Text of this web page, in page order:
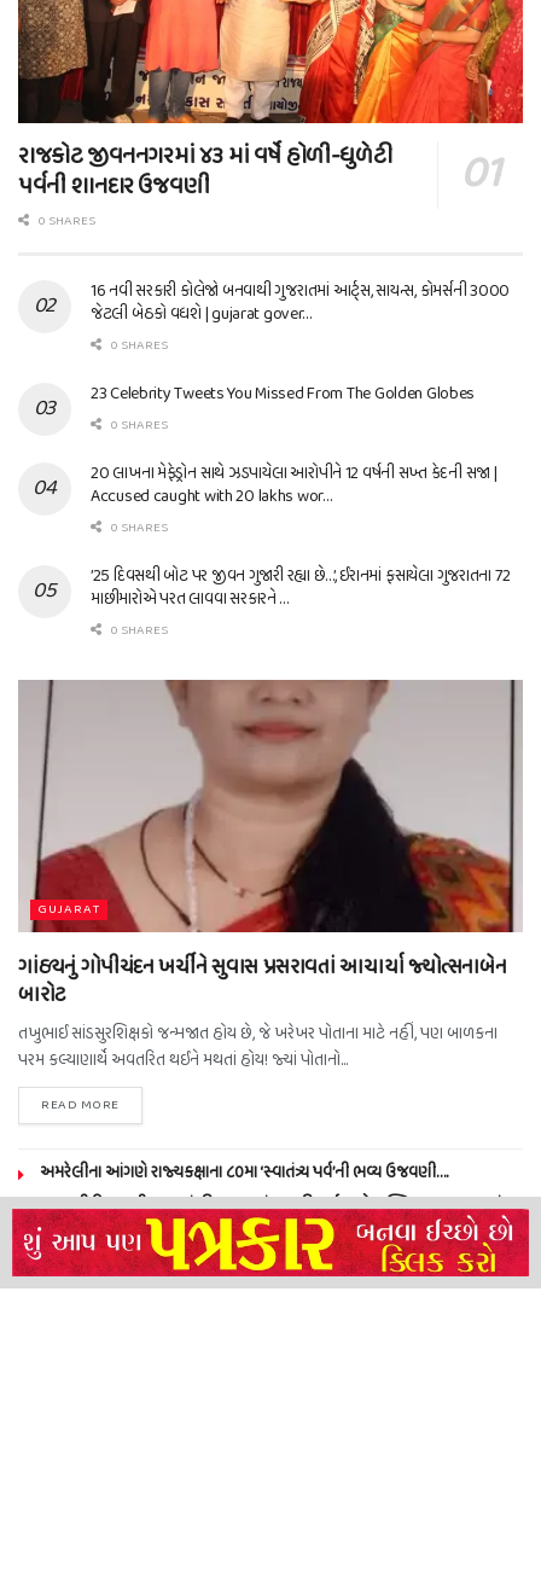
રાજકોટ જીવનનગરમાં ૪૩ માં વર્ષે હોળી-ધુળેટી
પર્વની શાનદાર ઉજવણી
0 SHARES
16 નવી સરકારી કોલેજો બનવાથી ગુજરાતમાં આર્ટ્સ, સાયન્સ, કોમર્સની 3000
જેટલી બેઠકો વધશે | gujarat gover…
0 SHARES
23 Celebrity Tweets You Missed From The Golden Globes
0 SHARES
20 લાખના મેફેડ્રોન સાથે ઝડપાયેલા આરોપીને 12 વર્ષની સખ્ત કેદની સજા |
Accused caught with 20 lakhs wor…
0 SHARES
’25 દિવસથી બોટ પર જીવન ગુજારી રહ્યા છે…’, ઈરાનમાં ફસાયેલા ગુજરાતના 72
માછીમારોએ પરત લાવવા સરકારને …
0 SHARES
GUJARAT
ગાંઠ્યનું ગોપીચંદન ખર્ચીને સુવાસ પ્રસરાવતાં આચાર્યા જ્યોત્સનાબેન
બારોટ
તખુભાઈ સાંડસુરશિક્ષકો જન્મજાત હોય છે, જે ખરેખર પોતાના માટે નહીં, પણ બાળકના
પરમ કલ્યાણાર્થે અવતરિત થઈને મથતાં હોય! જ્યાં પોતાનો...
READ MORE
અમરેલીના આંગણે રાજ્યકક્ષાના ૮૦મા ‘સ્વાતંત્ર્ય પર્વ’ની ભવ્ય ઉજવણી….
ગુજરાતી ફિલ્મ “શ્રી શ્યામ તું હી સહારા”નું આર.ડી ફાર્મ ખાતે ભક્તિમય વાતાવરણમાં
શુભ મુહૂર્ત પૂજન સંપન…
ભાવનગર મંડળના સતર્ક લોકો પાયલોટે એશિયાટિક સિંહને ટ્રેનની અડફેટે આવતાં
બચાવ્યો